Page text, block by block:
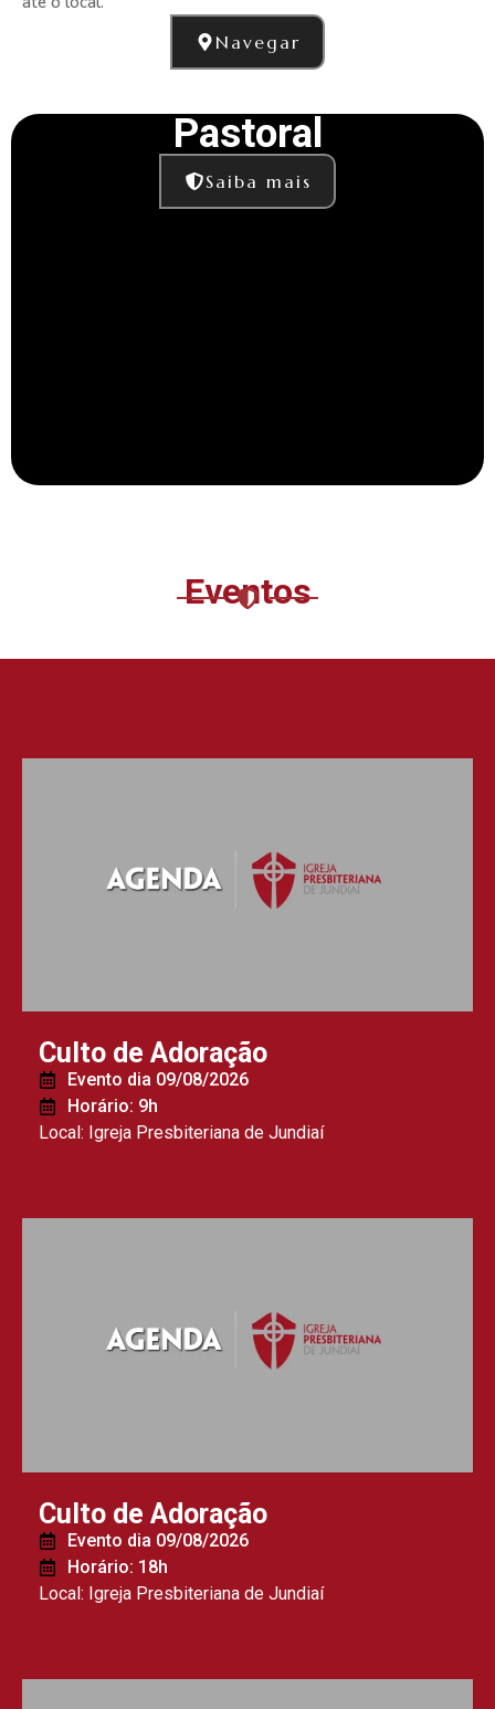
Navegar
Pastoral
Saiba mais
Eventos
Culto de Adoração
Evento dia 09/08/2026
Horário: 9h
Local: Igreja Presbiteriana de Jundiaí
Culto de Adoração
Evento dia 09/08/2026
Horário: 18h
Local: Igreja Presbiteriana de Jundiaí